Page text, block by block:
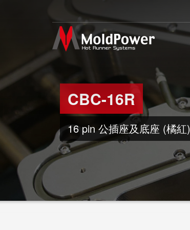
CBC-16R
16 pin 公插座及底座 (橘紅)